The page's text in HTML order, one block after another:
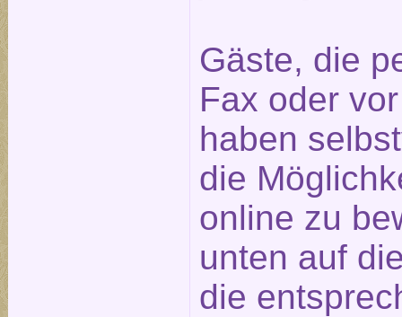
Gäste, die
Fax oder
haben
die
online zu
unten auf
die